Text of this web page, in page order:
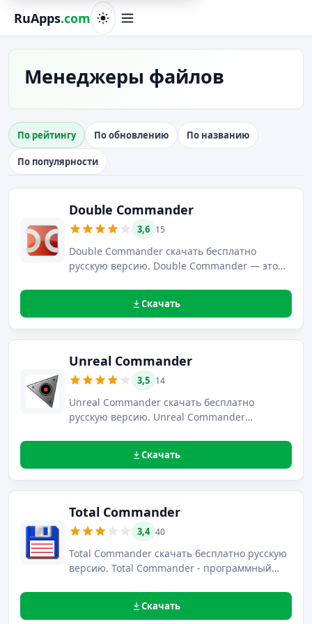
RuApps.com
Менеджеры файлов
По рейтингу По обновлению По названию
По популярности
Double Commander
3,6 15
Double Commander скачать бесплатно
русскую версию. Double Commander — это
от разработчика Dirk Paehl с наличием
Скачать
Unreal Commander
3,5 14
Unreal Commander скачать бесплатно
русскую версию. Unreal Commander
качественное управление папками и
Скачать
Total Commander
3,4 40
Total Commander скачать бесплатно русскую
версию. Total Commander - программный
стандартного файлового менеджера OS
Скачать